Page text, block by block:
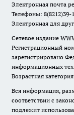
Электронная почта
Телефоны: 8(8212)39-
Электронная для
Сетевое издание
Регистрационный
зарегистрировано
информационных
Возрастная
Вся информация,
соответствии с
подлежит